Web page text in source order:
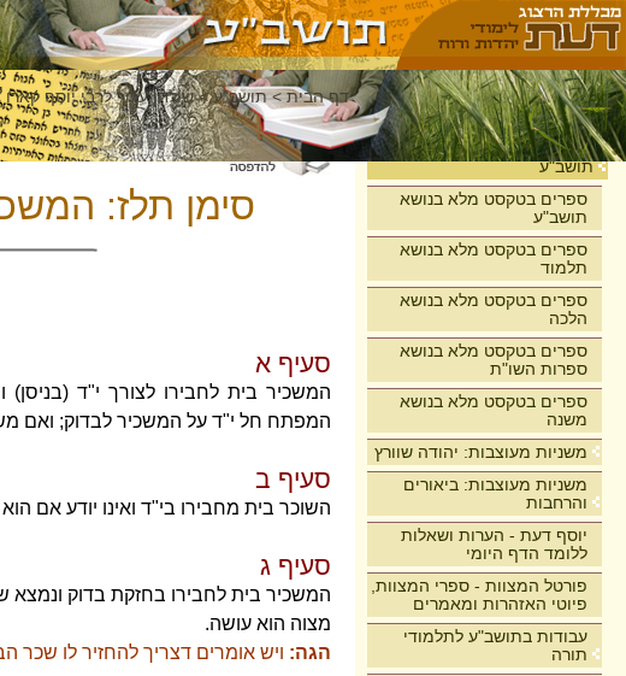
בית
תושב"ע
ספרים בטקסט מלא בנושא
תושב"ע
ספרים בטקסט מלא בנושא
תלמוד
ספרים בטקסט מלא בנושא
הלכה
ספרים בטקסט מלא בנושא
ספרות השו"ת
ספרים בטקסט מלא בנושא
משנה
משניות מעוצבות: יהודה שוורץ
משניות מעוצבות: ביאורים
והרחבות
יוסף דעת - הערות ושאלות
ללומד הדף היומי
פורטל המצוות - ספרי המצוות,
פיוטי האזהרות ומאמרים
עבודות בתושב"ע לתלמודי
תורה
דף הבית >תושב"ע >שולחן ערוך לרבי יוסף קארו
סימן תלז:
סעיף א
המשכיר בית לחבירו לצורך י"ד
המפתח חל י"ד על המשכיר לבדוק; ואם
סעיף ב
השוכר בית מחבירו בי"ד ואינו יודע אם
סעיף ג
המשכיר בית לחבירו בחזקת בדוק ונמצא
מצוה הוא עושה.
הגה: ויש אומרים דצריך להחזיר לו שכר